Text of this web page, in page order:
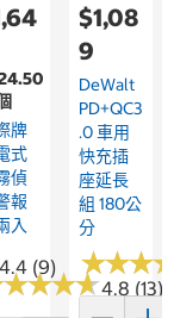
4.4 (9)
牌
式
偵
報
入
★★★★
★★★★4.8 (13)
$1,08
9
DeWalt
PD+QC3
.0 車用
快充插
座延長
組 180公
分
★★★
★★★